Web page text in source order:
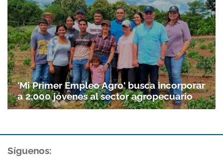
'Mi Primer Empleo Agro' busca incorporar
a 2,000 jóvenes al sector agropecuario
Síguenos: